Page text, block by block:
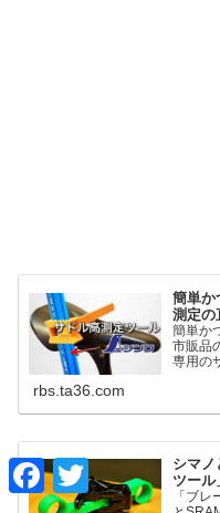
簡単か
測定の
簡単か
市販品
専用の
るよ
rbs.ta36.com
シマノ
ツール
「ブ
F
c
w
i